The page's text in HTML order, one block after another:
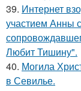
39. Интернет
участием Анны
Любит Тишину".
40. Могила
в Севилье.